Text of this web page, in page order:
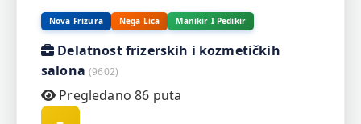
Nova Frizura Nega Lica Manikir I Pedikir
Delatnost frizerskih i kozmetičkih
salona(9602)
Pregledano 86 puta